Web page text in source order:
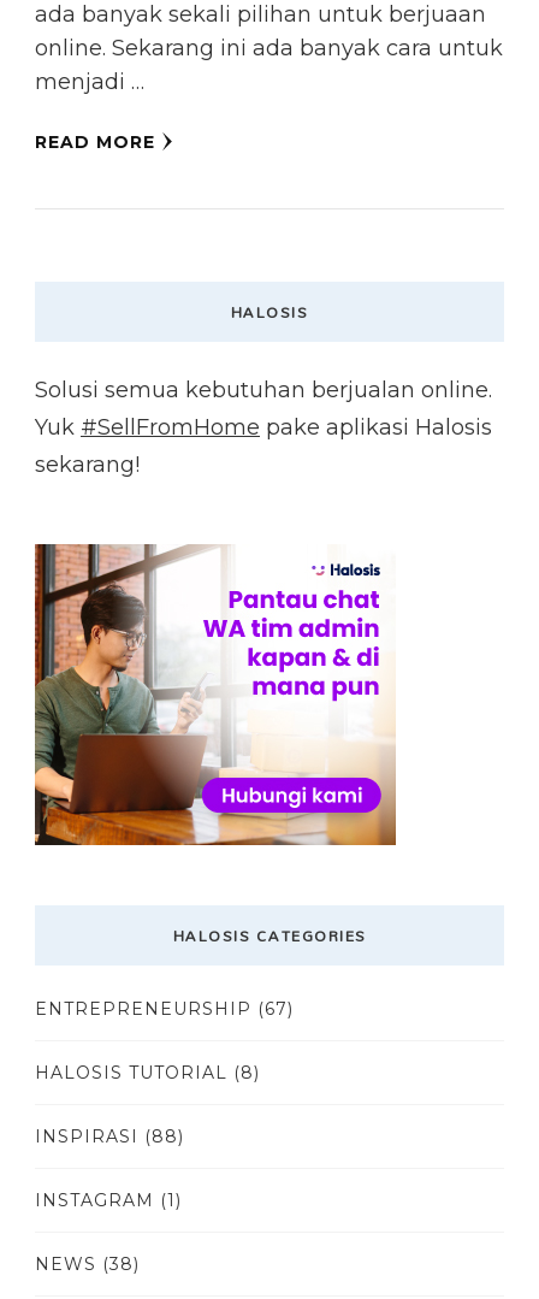
ada banyak sekali pilihan untuk berjuaan
online. Sekarang ini ada banyak cara untuk
menjadi …
READ MORE
HALOSIS
Solusi semua kebutuhan berjualan online.
Yuk #SellFromHome pake aplikasi Halosis
sekarang!
HALOSIS CATEGORIES
ENTREPRENEURSHIP (67)
HALOSIS TUTORIAL (8)
INSPIRASI (88)
INSTAGRAM (1)
NEWS (38)